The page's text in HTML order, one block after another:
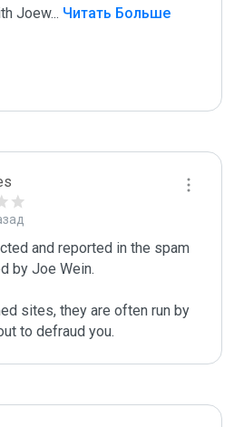
Joew... Читать Больше
and reported in the spam
by Joe Wein.
sites, they are often run by
to defraud you.